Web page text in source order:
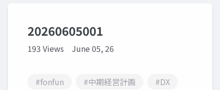
20260605001
193 Views June 05, 26
#fonfun #中期経営計画
#DX